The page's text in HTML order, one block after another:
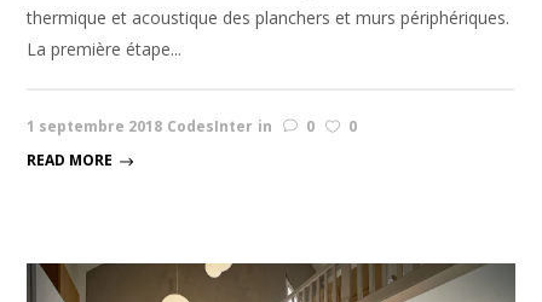
thermique et acoustique des planchers et murs périphériques.
La première étape...
1 septembre 2018 CodesInter in 0
0
READ MORE